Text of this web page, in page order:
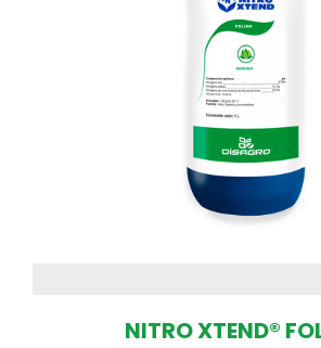
NITRO XTEND®